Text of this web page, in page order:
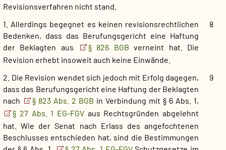
Revisionsverfahren nicht stand.
8
1. Allerdings begegnet es keinen revisionsrechtlichen
Bedenken, dass das Berufungsgericht eine Haftung
der Beklagten aus
§ 826 BGBverneint hat. Die
Revision erhebt insoweit auch keine Einwände.
9
2. Die Revision wendet sich jedoch mit Erfolg dagegen,
dass das Berufungsgericht eine Haftung der Beklagten
nach
§ 823 Abs. 2 BGB in Verbindung mit § 6 Abs. 1,
§ 27 Abs. 1 EG-FGV aus Rechtsgründen abgelehnt
hat. Wie der Senat nach Erlass des angefochtenen
Beschlusses entschieden hat, sind die Bestimmungen